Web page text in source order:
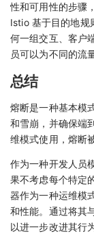
性和可用性的步骤
Istio 基于目的地规
何一组交互、客户
员可以为不同的流
总结
熔断是一种基本模
和雪崩，并确保端
维模式使用，熔断
作为一种开发人员
果不考虑每个特定
器作为一种运维模
和性能。通过将其
以进一步改进其行